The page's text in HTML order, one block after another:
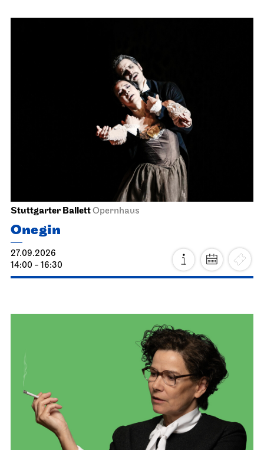
Stuttgarter BallettOpernhaus
Onegin
27.09.2026
14:00 - 16:30